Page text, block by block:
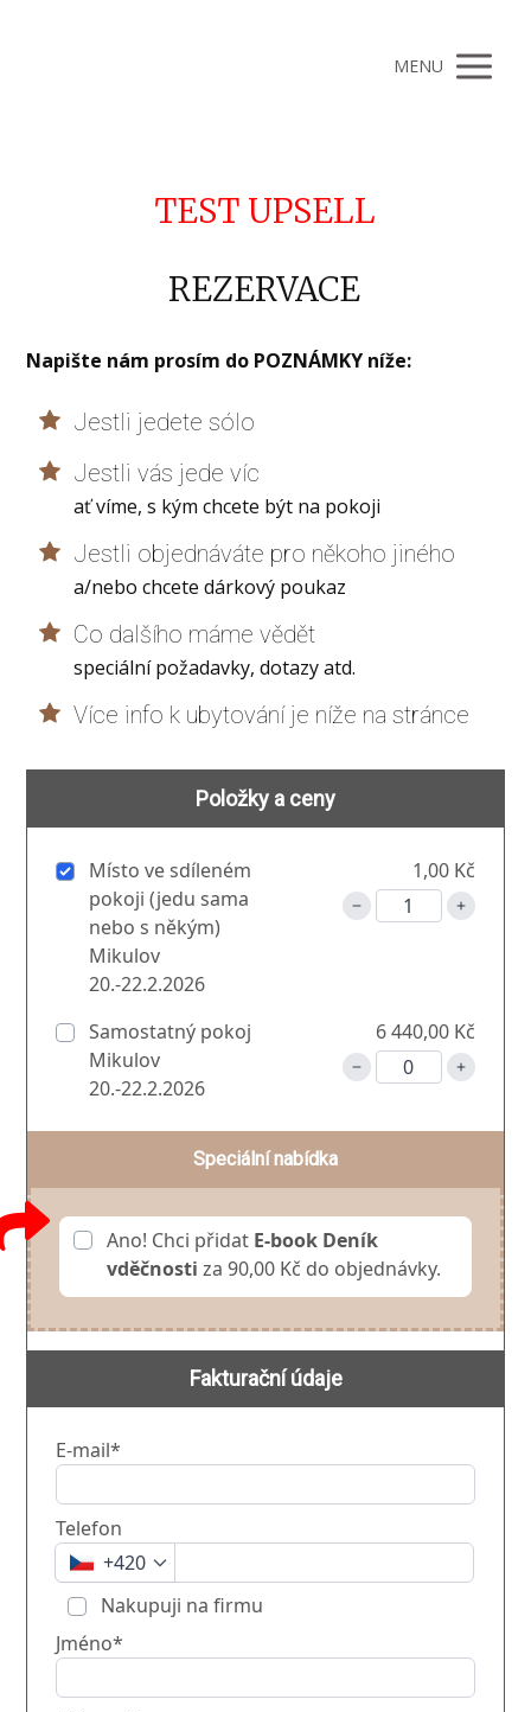
MENU
TEST UPSELL
REZERVACE
Napište nám prosím do POZNÁMKY níže:
Jestli jedete sólo
Jestli vás jede víc
ať víme, s kým chcete být na pokoji
Jestli objednáváte pro někoho jiného
a/nebo chcete dárkový poukaz
Co dalšího máme vědět
speciální požadavky, dotazy atd.
Více info k ubytování je níže na stránce
Položky a ceny
Místo ve sdíleném
pokoji (jedu sama
nebo s někým)
Mikulov
20.-22.2.2026
1,00 Kč
Samostatný pokoj
Mikulov
20.-22.2.2026
6 440,00 Kč
Speciální nabídka
Ano! Chci přidat E-book Deník
vděčnosti za 90,00 Kč do objednávky.
Fakturační údaje
E-mail*
Telefon
+420
Nakupuji na firmu
Jméno*